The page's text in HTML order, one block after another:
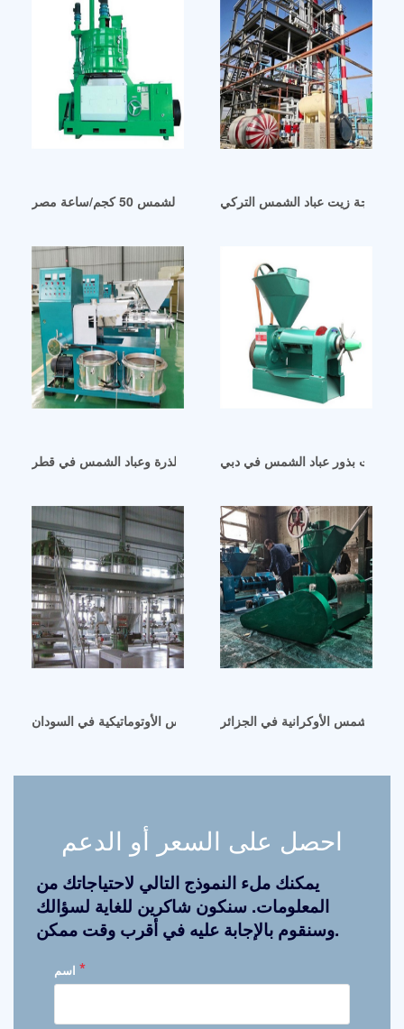
آلات عصر زيت عباد الشمس 50 كجم/ساعة مصرمعالجة زيت عباد الشمس التركي
آلات تصنيع زيت جنين الذرة وعباد الشمس في قطرزيت بذور عباد الشمس في دبي
آلة ضغط زيت عباد الشمس الأوتوماتيكية في السودان
الشمس الأوكرانية في الجزائر
احصل على السعر أو الدعم
يمكنك ملء النموذج التالي لاحتياجاتك من
المعلومات. سنكون شاكرين للغاية لسؤالك
وسنقوم بالإجابة عليه في أقرب وقت ممكن.
*